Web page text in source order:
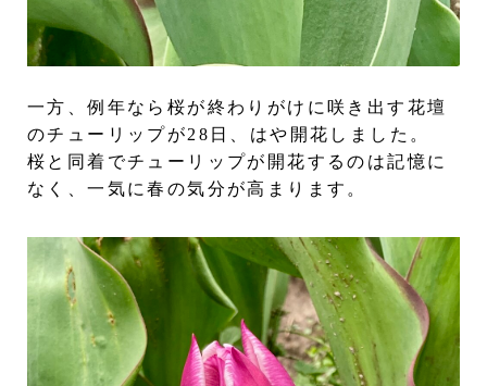
一方、例年なら桜が終わりがけに咲き出す花壇
のチューリップが28日、はや開花しました。
桜と同着でチューリップが開花するのは記憶に
なく、一気に春の気分が高まります。